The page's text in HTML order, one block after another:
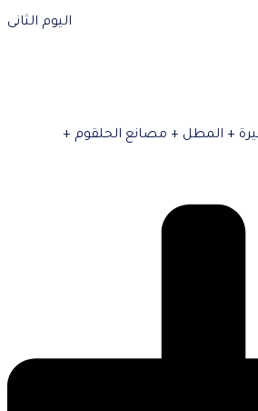
اليوم الثانى
+ المطل + مصانع الحلقوم +